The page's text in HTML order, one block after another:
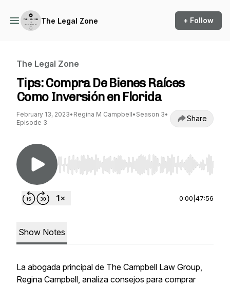
The Legal Zone + Follow
The Legal Zone
Tips: Compra De Bienes Raíces
Como Inversión en Florida
February 13, 2023• Regina M Campbell• Season 3•
Episode 3
Share
Use Left/Right to seek, Home/End to jump to
0:00 47:56
Show Notes
La abogada principal de The Campbell Law Group,
Regina Campbell, analiza consejos para comprar